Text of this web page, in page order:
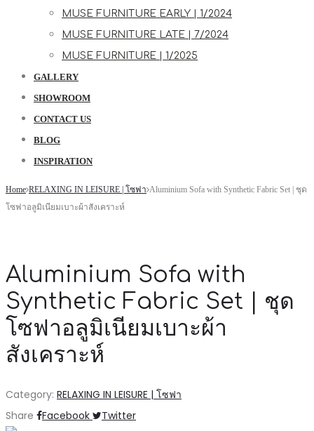
MUSE FURNITURE EARLY | 1/2024
MUSE FURNITURE LATE | 7/2024
MUSE FURNITURE | 1/2025
GALLERY
SHOWROOM
CONTACT US
BLOG
INSPIRATION
Home RELAXING IN LEISURE | โซฟา Aluminium Sofa with Synthetic Fabric Set | ชุด
โซฟาอลูมิเนียมเบาะผ้าสังเคราะห์
Aluminium Sofa with
Synthetic Fabric Set | ชุด
โซฟาอลูมิเนียมเบาะผ้า
สังเคราะห์
Category: RELAXING IN LEISURE | โซฟา
Share
Facebook Twitter